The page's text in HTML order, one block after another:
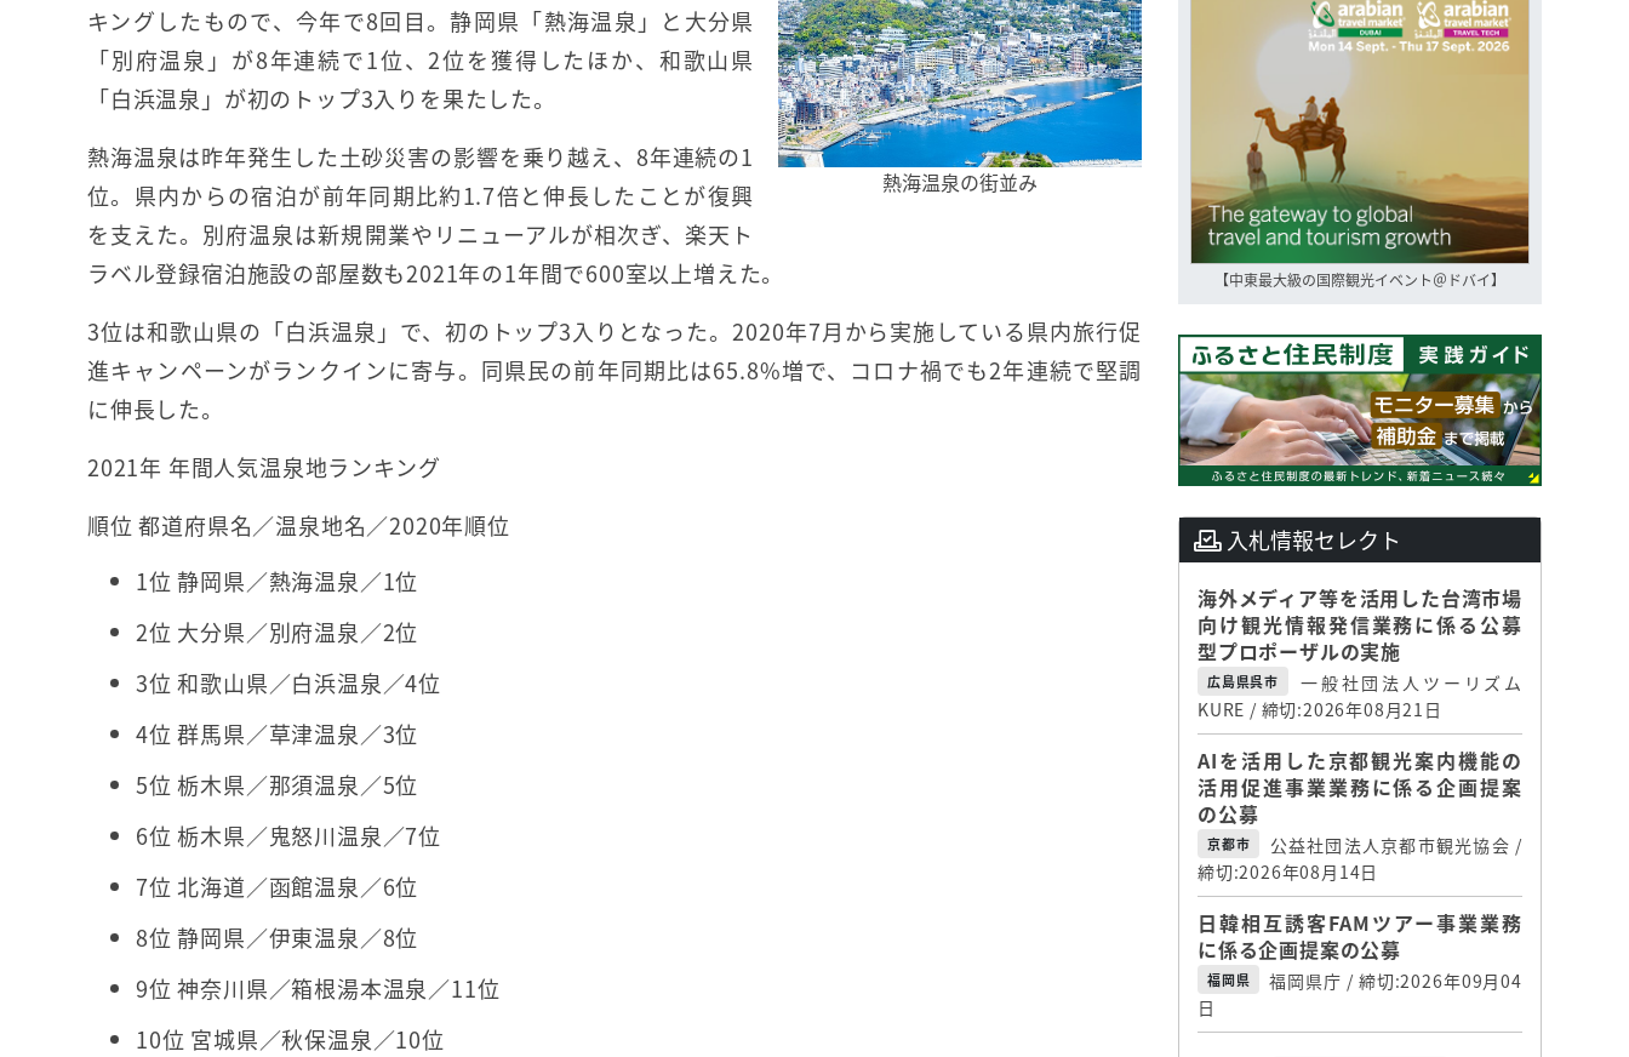
熱海温泉の街並み
キングしたもので、今年で8回目。静岡県「熱海温泉」と大分県
「別府温泉」が8年連続で1位、2位を獲得したほか、和歌山県
「白浜温泉」が初のトップ3入りを果たした。
熱海温泉は昨年発生した土砂災害の影響を乗り越え、8年連続の1
位。県内からの宿泊が前年同期比約1.7倍と伸長したことが復興
を支えた。別府温泉は新規開業やリニューアルが相次ぎ、楽天ト
ラベル登録宿泊施設の部屋数も2021年の1年間で600室以上増えた。
3位は和歌山県の「白浜温泉」で、初のトップ3入りとなった。2020年7月から実施している県内旅行促
進キャンペーンがランクインに寄与。同県民の前年同期比は65.8%増で、コロナ禍でも2年連続で堅調
に伸長した。
2021年 年間人気温泉地ランキング
順位 都道府県名／温泉地名／2020年順位
1位 静岡県／熱海温泉／1位
2位 大分県／別府温泉／2位
3位 和歌山県／白浜温泉／4位
4位 群馬県／草津温泉／3位
5位 栃木県／那須温泉／5位
6位 栃木県／鬼怒川温泉／7位
7位 北海道／函館温泉／6位
8位 静岡県／伊東温泉／8位
9位 神奈川県／箱根湯本温泉／11位
10位 宮城県／秋保温泉／10位
【中東最大級の国際観光イベント＠ドバイ】
入札情報セレクト
海外メディア等を活用した台湾市場
向け観光情報発信業務に係る公募
型プロポーザルの実施
広島県呉市
一般社団法人ツーリズム
KURE / 締切:2026年08月21日
AIを活用した京都観光案内機能の
活用促進事業業務に係る企画提案
の公募
京都市
公益社団法人京都市観光協会 /
締切:2026年08月14日
日韓相互誘客FAMツアー事業業務
に係る企画提案の公募
福岡県
福岡県庁 / 締切:2026年09月04
日